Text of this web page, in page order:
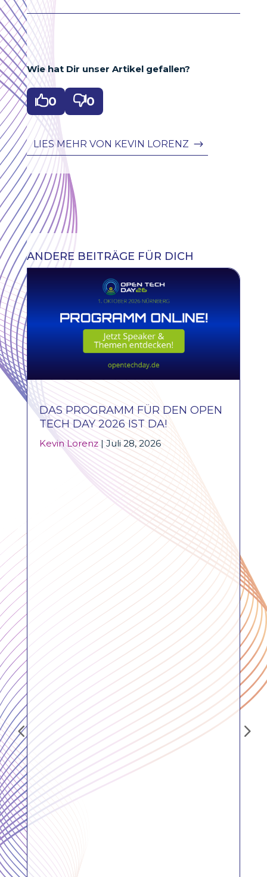
Wie hat Dir unser Artikel gefallen?
0 0
LIES MEHR VON KEVIN LORENZ
ANDERE BEITRÄGE FÜR DICH
DAS PROGRAMM FÜR DEN OPEN
TECH DAY 2026 IST DA!
Kevin Lorenz | Juli 28, 2026